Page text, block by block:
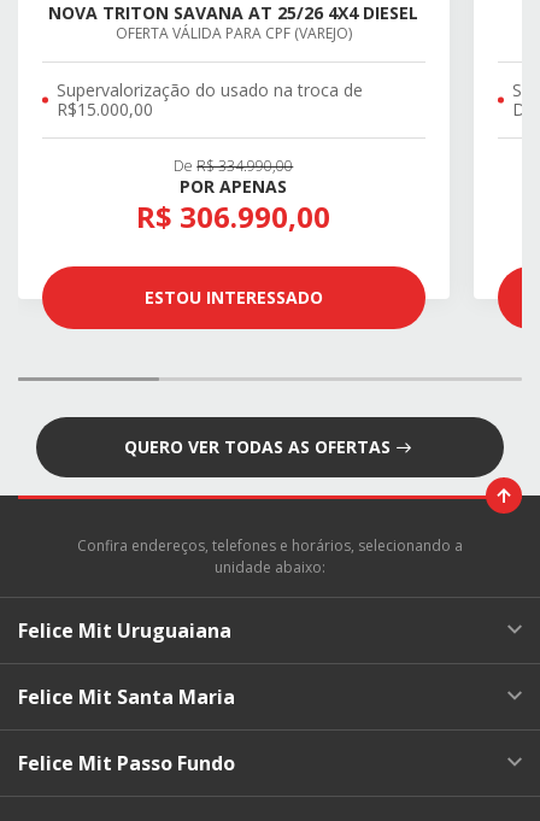
NOVA TRITON SAVANA AT 25/26 4X4 DIESEL
OFERTA VÁLIDA PARA CPF (VAREJO)
Supervalorização do usado na troca de
R$15.000,00
DeR$ 334.990,00
POR APENAS
R$ 306.990,00
ESTOU INTERESSADO
QUERO VER TODAS AS OFERTAS
Confira endereços, telefones e horários, selecionando a
unidade abaixo:
Felice Mit Uruguaiana
Felice Mit Santa Maria
Felice Mit Passo Fundo